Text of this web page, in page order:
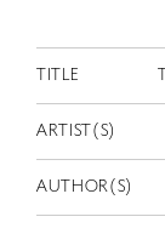
TITLE
ARTIST(S)
AUTHOR(S)